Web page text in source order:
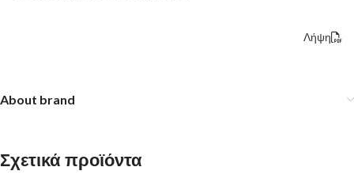
Λήψη
About brand
Σχετικά προϊόντα